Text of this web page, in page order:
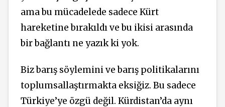
ama bu mücadelede sadece Kürt
hareketine bırakıldı ve bu ikisi arasında
bir bağlantı ne yazık ki yok.
Biz barış söylemini ve barış politikalarını
toplumsallaştırmakta eksiğiz. Bu sadece
Türkiye’ye özgü değil. Kürdistan’da aynı